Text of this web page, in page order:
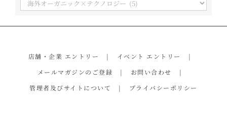
店舗・企業 エントリー
イベント エントリー
メールマガジンのご登録
お問い合わせ
管理者及びサイトについて
プライバシーポリシー